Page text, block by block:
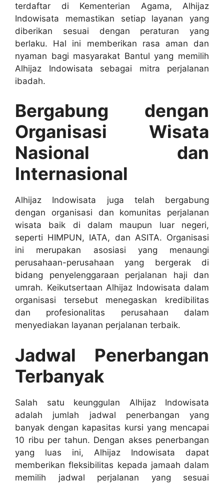
terdaftar di Kementerian Agama, Alhijaz
Indowisata memastikan setiap layanan yang
diberikan sesuai dengan peraturan yang
berlaku. Hal ini memberikan rasa aman dan
nyaman bagi masyarakat Bantul yang memilih
Alhijaz Indowisata sebagai mitra perjalanan
ibadah.
Bergabung dengan
Organisasi Wisata
Nasional dan
Internasional
Alhijaz Indowisata juga telah bergabung
dengan organisasi dan komunitas perjalanan
wisata baik di dalam maupun luar negeri,
seperti HIMPUN, IATA, dan ASITA. Organisasi
ini merupakan asosiasi yang menaungi
perusahaan-perusahaan yang bergerak di
bidang penyelenggaraan perjalanan haji dan
umrah. Keikutsertaan Alhijaz Indowisata dalam
organisasi tersebut menegaskan kredibilitas
dan profesionalitas perusahaan dalam
menyediakan layanan perjalanan terbaik.
Jadwal Penerbangan
Terbanyak
Salah satu keunggulan Alhijaz Indowisata
adalah jumlah jadwal penerbangan yang
banyak dengan kapasitas kursi yang mencapai
10 ribu per tahun. Dengan akses penerbangan
yang luas ini, Alhijaz Indowisata dapat
memberikan fleksibilitas kepada jamaah dalam
memilih jadwal perjalanan yang sesuai